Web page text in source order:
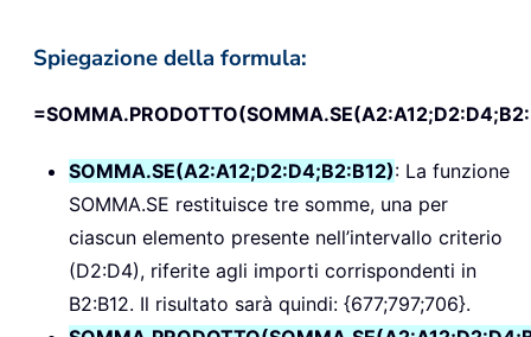
Spiegazione della formula:
SOMMA.SE(A2:A12;D2:D4;B2:B12): La funzione
SOMMA.SE restituisce tre somme, una per
ciascun elemento presente nell’intervallo criterio
(D2:D4), riferite agli importi corrispondenti in
B2:B12. Il risultato sarà quindi: {677;797;706}.